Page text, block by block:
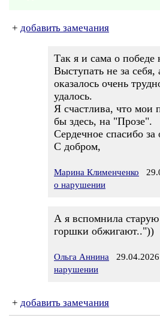
+ добавить замечания
Так я и сама о победе
Выступать не за себя,
оказалось очень
удалось.
Я счастлива, что мои
бы здесь, на "Прозе".
Сердечное спасибо
С добром,
Марина Клименченко
о нарушении
А я вспомнила
горшки обжигают.."))
Ольга Аннина
нарушении
+ добавить замечания